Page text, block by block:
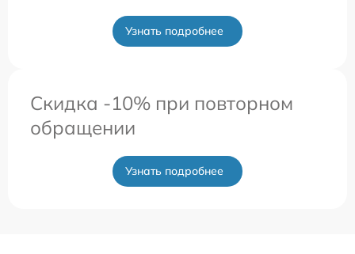
Узнать подробнее
Скидка -10% при повторном
обращении
Узнать подробнее